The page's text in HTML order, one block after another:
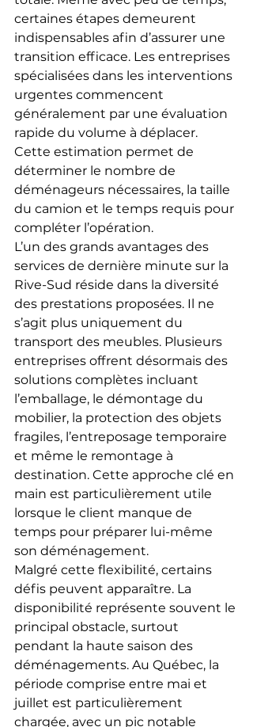
certaines étapes demeurent
indispensables afin d’assurer une
transition efficace. Les entreprises
spécialisées dans les interventions
urgentes commencent
généralement par une évaluation
rapide du volume à déplacer.
Cette estimation permet de
déterminer le nombre de
déménageurs nécessaires, la taille
du camion et le temps requis pour
compléter l’opération.
L’un des grands avantages des
services de dernière minute sur la
Rive-Sud réside dans la diversité
des prestations proposées. Il ne
s’agit plus uniquement du
transport des meubles. Plusieurs
entreprises offrent désormais des
solutions complètes incluant
l’emballage, le démontage du
mobilier, la protection des objets
fragiles, l’entreposage temporaire
et même le remontage à
destination. Cette approche clé en
main est particulièrement utile
lorsque le client manque de
temps pour préparer lui-même
son déménagement.
Malgré cette flexibilité, certains
défis peuvent apparaître. La
disponibilité représente souvent le
principal obstacle, surtout
pendant la haute saison des
déménagements. Au Québec, la
période comprise entre mai et
juillet est particulièrement
chargée, avec un pic notable